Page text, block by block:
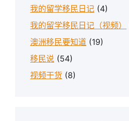
我的留学移民日记 (4)
我的留学移民日记（视频）
澳洲移民要知道 (19)
移民说 (54)
视频干货 (8)